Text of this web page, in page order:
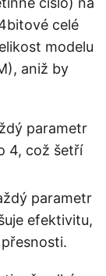
celé
modelu
aniž by
parametr
4, což šetří
parametr
efektivitu,